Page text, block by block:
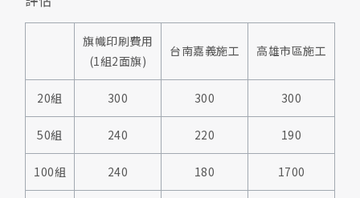
旗幟印刷費用
(1組2面旗)
台南嘉義施工 高雄市區施工
20組 300 300 300
50組 240 220 190
100組 240 180 1700